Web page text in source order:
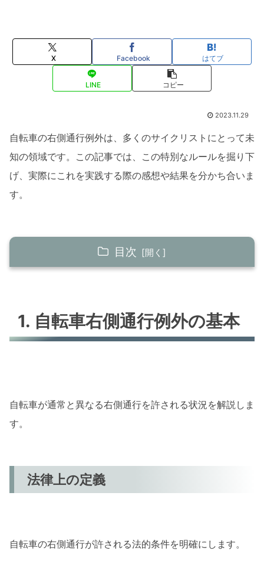
X Facebook はてブ
LINE コピー
2023.11.29
自転車の右側通行例外は、多くのサイクリストにとって未
知の領域です。この記事では、この特別なルールを掘り下
げ、実際にこれを実践する際の感想や結果を分かち合いま
す。
目次
安全性の重要性
4. サイクリストのためのアドバイス
1. 自転車右側通行例外の基本
自転車が通常と異なる右側通行を許される状況を解説しま
す。
法律上の定義
自転車の右側通行が許される法的条件を明確にします。